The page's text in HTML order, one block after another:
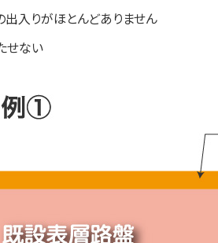
出入りがほとんどありません
せない